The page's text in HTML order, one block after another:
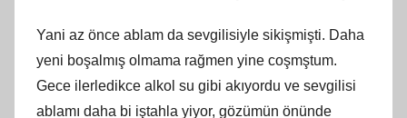
Yani az önce ablam da sevgilisiyle sikişmişti. Daha
yeni boşalmış olmama rağmen yine coşmştum.
Gece ilerledikce alkol su gibi akıyordu ve sevgilisi
ablamı daha bi iştahla yiyor, gözümün önünde